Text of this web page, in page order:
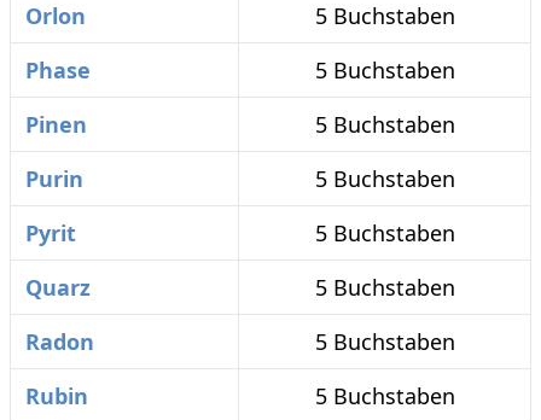
Orlon
5 Buchstaben
Phase
5 Buchstaben
Pinen
5 Buchstaben
Purin
5 Buchstaben
Pyrit
5 Buchstaben
Quarz
5 Buchstaben
Radon
5 Buchstaben
Rubin
5 Buchstaben